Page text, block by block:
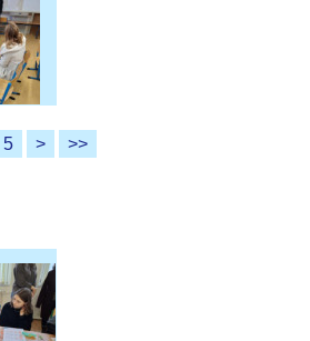
5 > >>